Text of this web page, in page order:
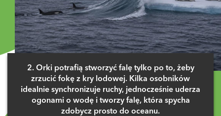
2. Orki potrafią stworzyć falę tylko po to, żeby
zrzucić fokę z kry lodowej. Kilka osobników
idealnie synchronizuje ruchy, jednocześnie uderza
ogonami o wodę i tworzy falę, która spycha
zdobycz prosto do oceanu.